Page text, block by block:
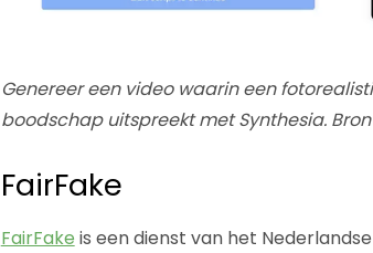
Genereer een video waarin een
boodschap uitspreekt met Synthesia.
FairFake
FairFake is een dienst van het